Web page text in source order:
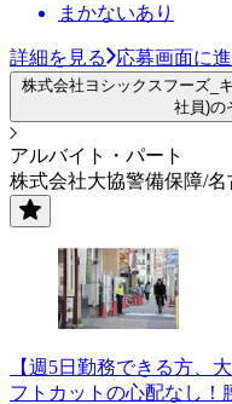
まかないあり
詳細を見る 応募画面に
株式会社ヨシックスフーズ_
社員)の
アルバイト・パート
株式会社大協警備保障/
【週5日勤務できる方、
フトカットの心配なし！